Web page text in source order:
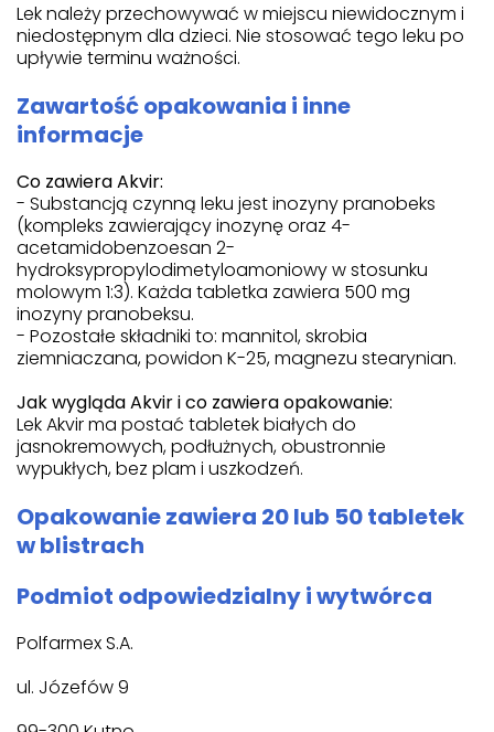
Lek należy przechowywać w miejscu niewidocznym i
niedostępnym dla dzieci. Nie stosować tego leku po
upływie terminu ważności.
Zawartość opakowania i inne
informacje
Co zawiera Akvir:
- Substancją czynną leku jest inozyny pranobeks
(kompleks zawierający inozynę oraz 4-
acetamidobenzoesan 2-
hydroksypropylodimetyloamoniowy w stosunku
molowym 1:3). Każda tabletka zawiera 500 mg
inozyny pranobeksu.
- Pozostałe składniki to: mannitol, skrobia
ziemniaczana, powidon K-25, magnezu stearynian.
Jak wygląda Akvir i co zawiera opakowanie:
Lek Akvir ma postać tabletek białych do
jasnokremowych, podłużnych, obustronnie
wypukłych, bez plam i uszkodzeń.
Opakowanie zawiera 20 lub 50 tabletek
w blistrach
Podmiot odpowiedzialny i wytwórca
Polfarmex S.A.
ul. Józefów 9